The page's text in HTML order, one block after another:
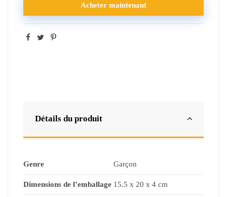
Acheter maintenant
Détails du produit
Genre Garçon
Dimensions de l’emballage 15.5 x 20 x 4 cm